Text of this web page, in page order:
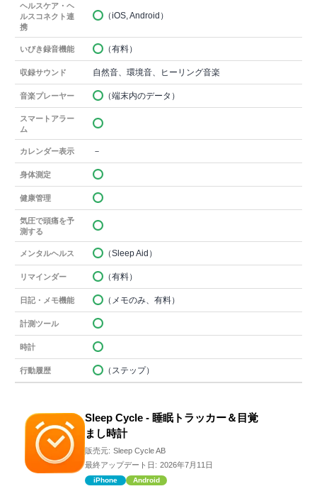
ヘルスケア・ヘ
ルスコネクト連
携
（iOS, Android）
いびき録音機能 （有料）
収録サウンド 自然音、環境音、ヒーリング音楽
音楽プレーヤー （端末内のデータ）
スマートアラー
ム
カレンダー表示 －
身体測定
健康管理
気圧で頭痛を予
測する
メンタルヘルス （Sleep Aid）
リマインダー （有料）
日記・メモ機能 （メモのみ、有料）
計測ツール
時計
行動履歴 （ステップ）
Sleep Cycle - 睡眠トラッカー＆目覚
まし時計
販売元: Sleep Cycle AB
最終アップデート日: 2026年7月11日
iPhone Android